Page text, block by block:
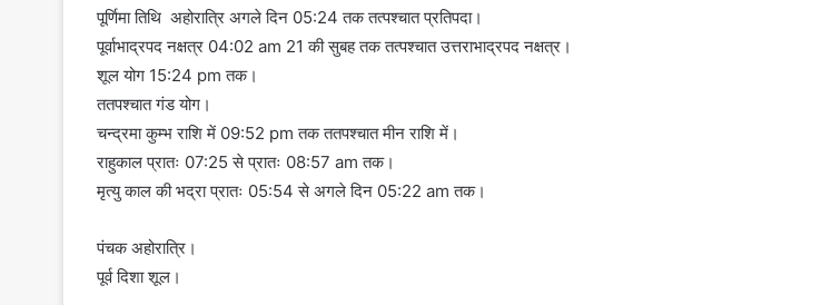
पूर्णिमा तिथि अहोरात्रि अगले दिन 05:24 तक तत्पश्चात प्रतिपदा।
पूर्वाभाद्रपद नक्षत्र 04:02 am 21 की सुबह तक तत्पश्चात उत्तराभाद्रपद नक्षत्र।
शूल योग 15:24 pm तक।
ततपश्चात गंड योग।
चन्द्रमा कुम्भ राशि में 09:52 pm तक ततपश्चात मीन राशि में।
राहुकाल प्रातः 07:25 से प्रातः 08:57 am तक।
मृत्यु काल की भद्रा प्रातः 05:54 से अगले दिन 05:22 am तक।
पंचक अहोरात्रि।
पूर्व दिशा शूल।